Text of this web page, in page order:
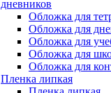
дневников
Обложка для
Обложка для
Обложка для
Обложка для
Обложка для
Пленка липкая